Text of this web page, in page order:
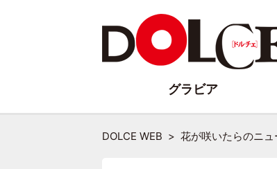
DOLCE WEB 花が咲いたらのニ
グラビア